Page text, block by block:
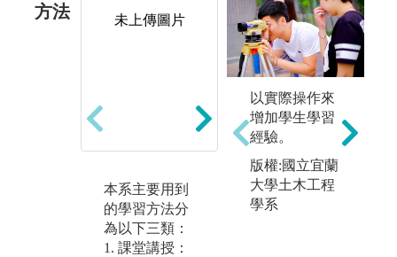
方法
未上傳圖片
本系主要用到
的學習方法分
為以下三類：
1. 課堂講授：
2. 專題實驗與
實作：學生於
實驗室進行相
關實驗，並在
某些科目中請
學生自行規畫
研究課題
以實際操作來
增加學生學習
經驗。
版權:國立宜蘭
大學土木工程
學系